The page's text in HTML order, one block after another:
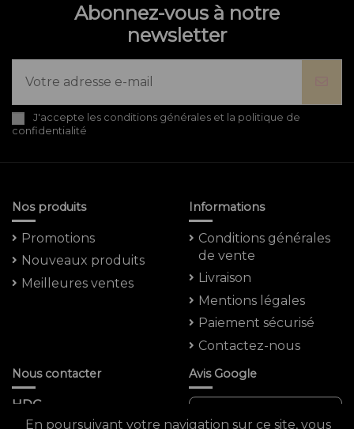
Abonnez-vous à notre
newsletter
J'accepte les conditions générales et la politique de
confidentialité
Nos produits
Promotions
Nouveaux produits
Meilleures ventes
Informations
Conditions générales
de vente
Livraison
Mentions légales
Paiement sécurisé
Contactez-nous
Nous contacter
HDC
Avis Google
Note moyenne :
En poursuivant votre navigation sur ce site, vous